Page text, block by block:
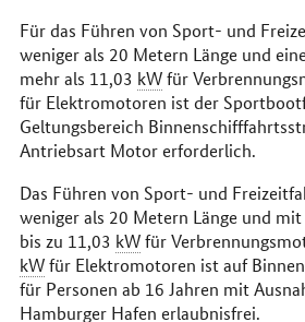
Für das Führen von Sport- und
weniger als 20 Metern Länge und
mehr als 11,03 kWfür
für Elektromotoren ist der
Geltungsbereich
Antriebsart Motor erforderlich.
Das Führen von Sport- und
weniger als 20 Metern Länge und
bis zu 11,03 kWfür
kWfür Elektromotoren ist auf
für Personen ab 16 Jahren mit
Hamburger Hafen erlaubnisfrei.